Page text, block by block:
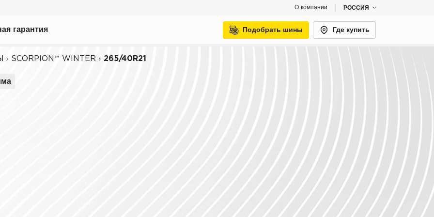
О компании РОССИЯ
вождению
гарантия Подобрать шины Где купить
SCORPION™ WINTER 265/40R21